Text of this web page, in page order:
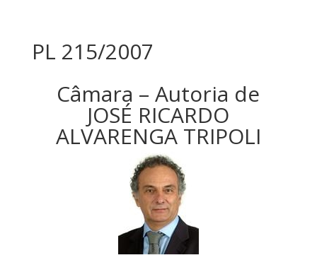
PL 215/2007
Câmara – Autoria de
JOSÉ RICARDO
ALVARENGA TRIPOLI